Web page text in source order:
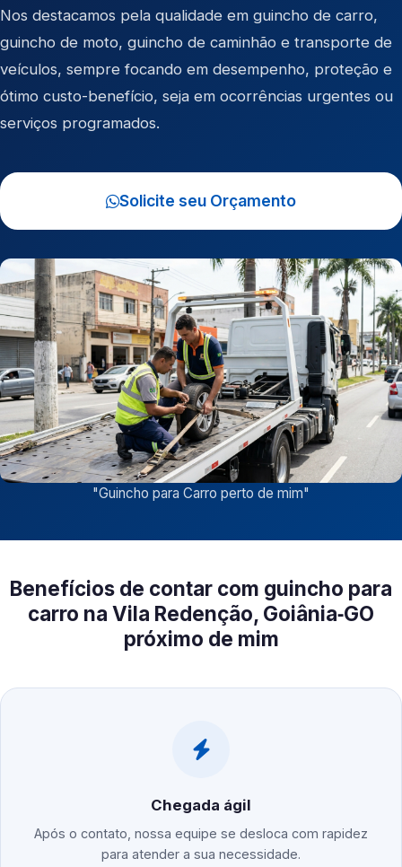
Nos destacamos pela qualidade em guincho de carro,
guincho de moto, guincho de caminhão e transporte de
veículos, sempre focando em desempenho, proteção e
ótimo custo-benefício, seja em ocorrências urgentes ou
serviços programados.
Solicite seu Orçamento
"Guincho para Carro perto de mim"
Benefícios de contar com guincho para
carro na Vila Redenção, Goiânia‑GO
próximo de mim
Chegada ágil
Após o contato, nossa equipe se desloca com rapidez
para atender a sua necessidade.